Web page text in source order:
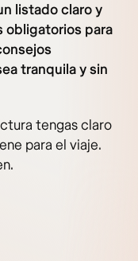
listado claro y
obligatorios para
tranquila y sin
tengas claro
para el viaje.